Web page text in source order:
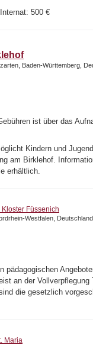
500 €
Baden-Württemberg,
ist über das
Kindern und
am Birklehof.
erhältlich.
Füssenich
Westfalen, Deutschland
pädagogischen
an der Vollverpflegung
die gesetzlich
Maria